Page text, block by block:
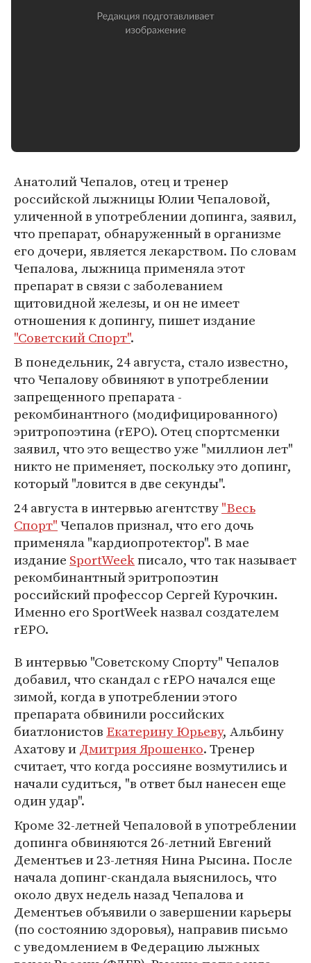
Анатолий Чепалов, отец и тренер
российской лыжницы Юлии Чепаловой,
уличенной в употреблении допинга, заявил,
что препарат, обнаруженный в организме
его дочери, является лекарством. По словам
Чепалова, лыжница применяла этот
препарат в связи с заболеванием
щитовидной железы, и он не имеет
отношения к допингу, пишет издание
"Советский Спорт".
В понедельник, 24 августа, стало известно,
что Чепалову обвиняют в употреблении
запрещенного препарата -
рекомбинантного (модифицированного)
эритропоэтина (rEPO). Отец спортсменки
заявил, что это вещество уже "миллион лет"
никто не применяет, поскольку это допинг,
который "ловится в две секунды".
24 августа в интервью агентству"Весь
Спорт"Чепалов признал, что его дочь
применяла "кардиопротектор". В мае
издание SportWeekписало, что так называет
рекомбинантный эритропоэтин
российский профессор Сергей Курочкин.
Именно его SportWeek назвал создателем
rEPO.
В интервью "Советскому Спорту" Чепалов
добавил, что скандал с rEPO начался еще
зимой, когда в употреблении этого
препарата обвинили российских
биатлонистов Екатерину Юрьеву, Альбину
Ахатову иДмитрия Ярошенко. Тренер
считает, что когда россияне возмутились и
начали судиться, "в ответ был нанесен еще
один удар".
Кроме 32-летней Чепаловой в употреблении
допинга обвиняются 26-летний Евгений
Дементьев и 23-летняя Нина Рысина. После
начала допинг-скандала выяснилось, что
около двух недель назад Чепалова и
Дементьев объявили о завершении карьеры
(по состоянию здоровья), направив письмо
с уведомлением в Федерацию лыжных